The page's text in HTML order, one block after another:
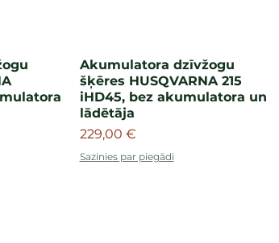
Akumulatora dzīvžogu
šķēres HUSQVARNA 215
iHD45, bez akumulatora un
lādētāja
Cena
229,00 €
Sazinies par piegādi